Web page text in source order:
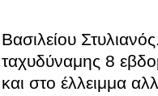
Βασιλείου Στυλιανός
ταχυδύναμης 8
και στο έλλειμμα